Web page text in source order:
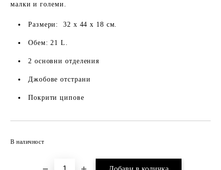
малки и големи.
Размери: 32 х 44 х 18 см.
Обем: 21 L.
2 основни отделения
Джобове отстрани
Покрити ципове
В наличност